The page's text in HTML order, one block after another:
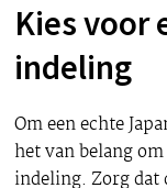
Kies voor
indeling
Om een echte
het van belang
indeling. Zorg dat